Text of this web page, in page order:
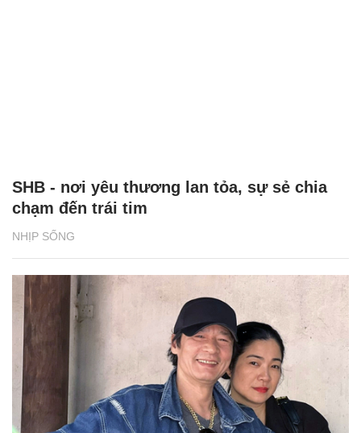
NHỊP SỐNG
SHB - nơi yêu thương lan tỏa, sự sẻ chia
chạm đến trái tim